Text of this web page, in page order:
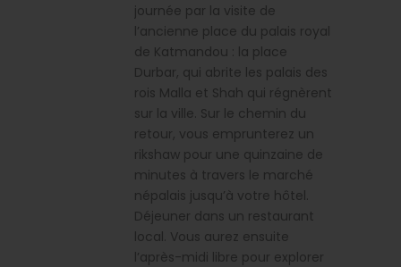
journée par la visite de
l’ancienne place du palais royal
de Katmandou : la place
Durbar, qui abrite les palais des
rois Malla et Shah qui régnèrent
sur la ville. Sur le chemin du
retour, vous emprunterez un
rikshaw pour une quinzaine de
minutes à travers le marché
népalais jusqu’à votre hôtel.
Déjeuner dans un restaurant
local. Vous aurez ensuite
l’après-midi libre pour explorer